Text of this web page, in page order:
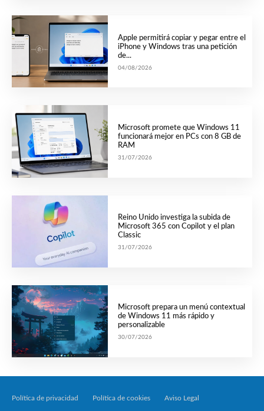
Apple permitirá copiar y pegar entre el
iPhone y Windows tras una petición
de...
04/08/2026
Microsoft promete que Windows 11
funcionará mejor en PCs con 8 GB de
RAM
31/07/2026
Reino Unido investiga la subida de
Microsoft 365 con Copilot y el plan
Classic
31/07/2026
Microsoft prepara un menú contextual
de Windows 11 más rápido y
personalizable
30/07/2026
Política de privacidad Política de cookies Aviso Legal